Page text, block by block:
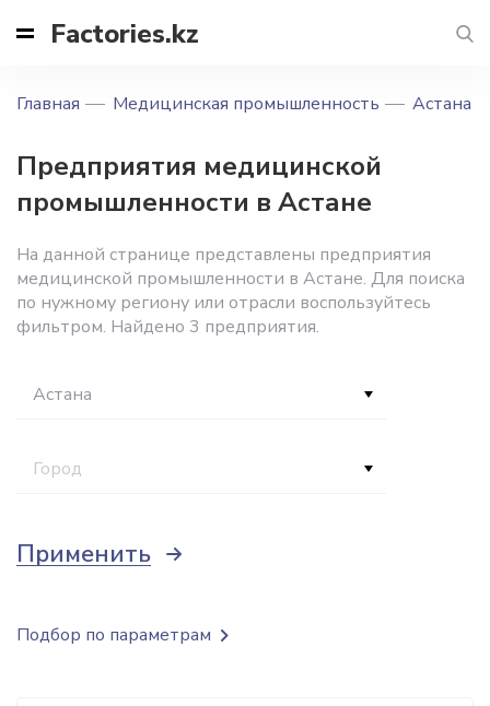
Factories.kz
Главная Медицинская промышленность Астана
Предприятия медицинской
промышленности в Астане
На данной странице представлены предприятия
медицинской промышленности в Астане. Для поиска
по нужному региону или отрасли воспользуйтесь
фильтром. Найдено 3 предприятия.
Астана
Город
Применить
Подбор по параметрам